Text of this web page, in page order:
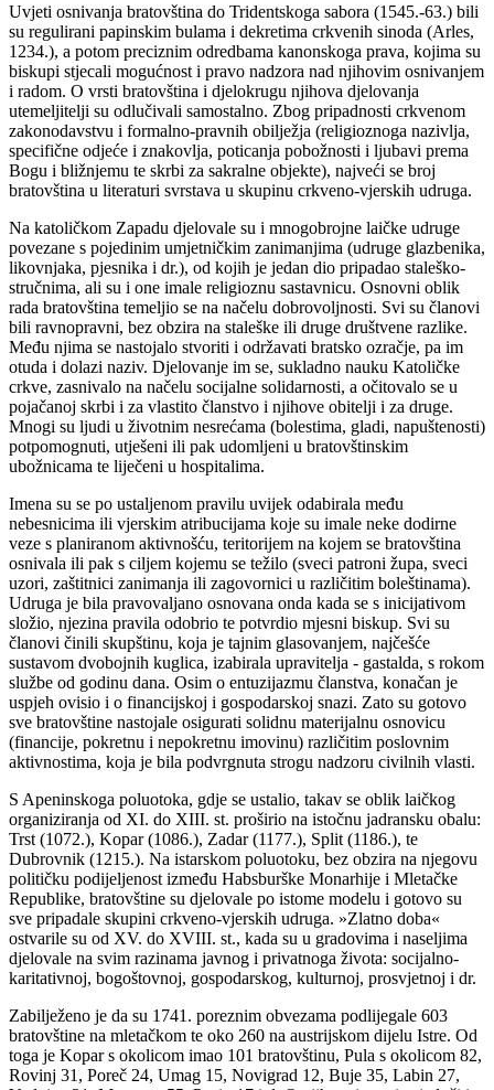
Uvjeti osnivanja bratovština do Tridentskoga sabora (1545.-63.) bili
su regulirani papinskim bulama i dekretima crkvenih sinoda (Arles,
1234.), a potom preciznim odredbama kanonskoga prava, kojima su
biskupi stjecali mogućnost i pravo nadzora nad njihovim osnivanjem
i radom. O vrsti bratovština i djelokrugu njihova djelovanja
utemeljitelji su odlučivali samostalno. Zbog pripadnosti crkvenom
zakonodavstvu i formalno-pravnih obilježja (religioznoga nazivlja,
specifične odjeće i znakovlja, poticanja pobožnosti i ljubavi prema
Bogu i bližnjemu te skrbi za sakralne objekte), najveći se broj
bratovština u literaturi svrstava u skupinu crkveno-vjerskih udruga.
Na katoličkom Zapadu djelovale su i mnogobrojne laičke udruge
povezane s pojedinim umjetničkim zanimanjima (udruge glazbenika,
likovnjaka, pjesnika i dr.), od kojih je jedan dio pripadao staleško-
stručnima, ali su i one imale religioznu sastavnicu. Osnovni oblik
rada bratovština temeljio se na načelu dobrovoljnosti. Svi su članovi
bili ravnopravni, bez obzira na staleške ili druge društvene razlike.
Među njima se nastojalo stvoriti i održavati bratsko ozračje, pa im
otuda i dolazi naziv. Djelovanje im se, sukladno nauku Katoličke
crkve, zasnivalo na načelu socijalne solidarnosti, a očitovalo se u
pojačanoj skrbi i za vlastito članstvo i njihove obitelji i za druge.
Mnogi su ljudi u životnim nesrećama (bolestima, gladi, napuštenosti)
potpomognuti, utješeni ili pak udomljeni u bratovštinskim
ubožnicama te liječeni u hospitalima.
Imena su se po ustaljenom pravilu uvijek odabirala među
nebesnicima ili vjerskim atribucijama koje su imale neke dodirne
veze s planiranom aktivnošću, teritorijem na kojem se bratovština
osnivala ili pak s ciljem kojemu se težilo (sveci patroni župa, sveci
uzori, zaštitnici zanimanja ili zagovornici u različitim boleštinama).
Udruga je bila pravovaljano osnovana onda kada se s inicijativom
složio, njezina pravila odobrio te potvrdio mjesni biskup. Svi su
članovi činili skupštinu, koja je tajnim glasovanjem, najčešće
sustavom dvobojnih kuglica, izabirala upravitelja - gastalda, s rokom
službe od godinu dana. Osim o entuzijazmu članstva, konačan je
uspjeh ovisio i o financijskoj i gospodarskoj snazi. Zato su gotovo
sve bratovštine nastojale osigurati solidnu materijalnu osnovicu
(financije, pokretnu i nepokretnu imovinu) različitim poslovnim
aktivnostima, koja je bila podvrgnuta strogu nadzoru civilnih vlasti.
S Apeninskoga poluotoka, gdje se ustalio, takav se oblik laičkog
organiziranja od XI. do XIII. st. proširio na istočnu jadransku obalu:
Trst (1072.), Kopar (1086.), Zadar (1177.), Split (1186.), te
Dubrovnik (1215.). Na istarskom poluotoku, bez obzira na njegovu
političku podijeljenost između Habsburške Monarhije i Mletačke
Republike, bratovštine su djelovale po istome modelu i gotovo su
sve pripadale skupini crkveno-vjerskih udruga. »Zlatno doba«
ostvarile su od XV. do XVIII. st., kada su u gradovima i naseljima
djelovale na svim razinama javnog i privatnoga života: socijalno-
karitativnoj, bogoštovnoj, gospodarskog, kulturnoj, prosvjetnoj i dr.
Zabilježeno je da su 1741. poreznim obvezama podlijegale 603
bratovštine na mletačkom te oko 260 na austrijskom dijelu Istre. Od
toga je Kopar s okolicom imao 101 bratovštinu, Pula s okolicom 82,
Rovinj 31, Poreč 24, Umag 15, Novigrad 12, Buje 35, Labin 27,